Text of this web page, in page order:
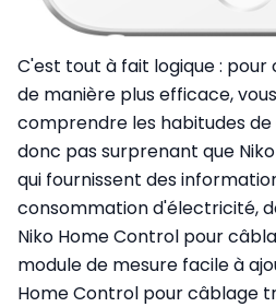
C'est tout à fait logique :
de manière plus efficace,
comprendre les habitudes
donc pas surprenant que
qui fournissent des
consommation d'électricité,
Niko Home Control pour
module de mesure facile à
Home Control pour câblage